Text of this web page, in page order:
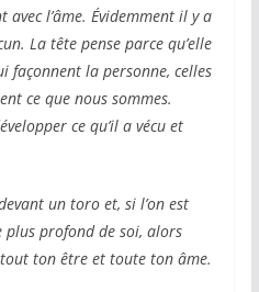
avec l’âme. Évidemment il y a
La tête pense parce qu’elle
façonnent la personne, celles
ce que nous sommes.
ce qu’il a vécu et
un toro et, si l’on est
profond de soi, alors
ton être et toute ton âme.